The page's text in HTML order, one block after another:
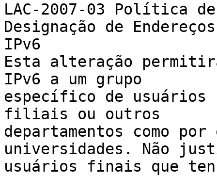
LAC-2007-03 Política
Designação de
IPv6
Esta alteração
IPv6 a um grupo
específico de usuários
filiais ou outros
departamentos como
universidades. Não
usuários finais que